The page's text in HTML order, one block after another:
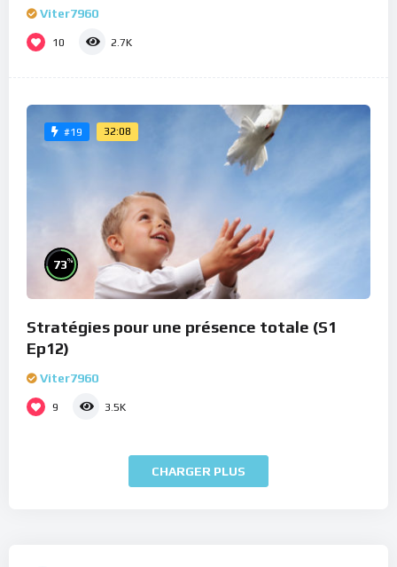
Viter7960
10 2.7K
#19 32:08
73%
Stratégies pour une présence totale (S1
Ep12)
Viter7960
9 3.5K
CHARGER PLUS